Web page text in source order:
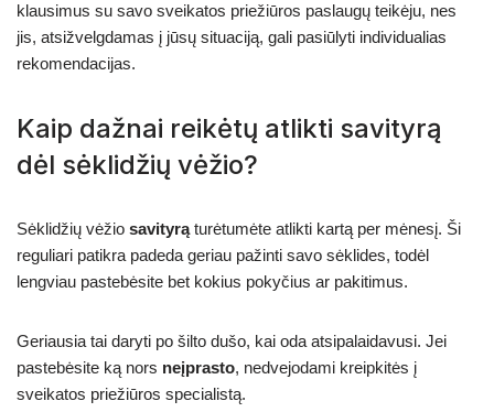
klausimus su savo sveikatos priežiūros paslaugų teikėju, nes
jis, atsižvelgdamas į jūsų situaciją, gali pasiūlyti individualias
rekomendacijas.
Kaip dažnai reikėtų atlikti savityrą
dėl sėklidžių vėžio?
Sėklidžių vėžio savityrąturėtumėte atlikti kartą per mėnesį. Ši
reguliari patikra padeda geriau pažinti savo sėklides, todėl
lengviau pastebėsite bet kokius pokyčius ar pakitimus.
Geriausia tai daryti po šilto dušo, kai oda atsipalaidavusi. Jei
pastebėsite ką nors neįprasto, nedvejodami kreipkitės į
sveikatos priežiūros specialistą.